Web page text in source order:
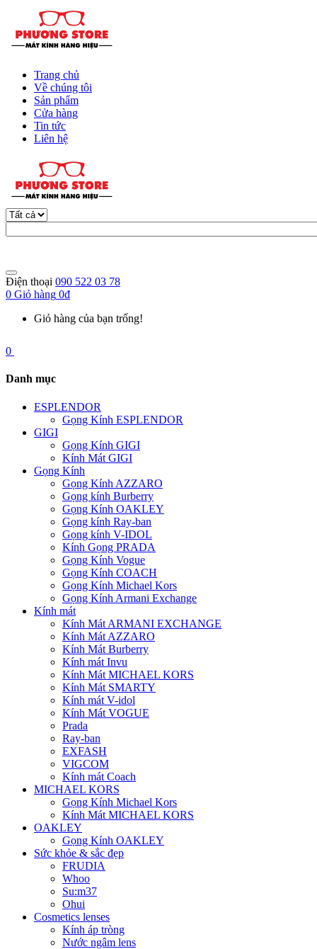
Trang chủ
Về chúng tôi
Sản phẩm
Cửa hàng
Tin tức
Liên hệ
Điện thoại 090 522 03 78
0 Giỏ hàng 0đ
Giỏ hàng của bạn trống!
0
Danh mục
ESPLENDOR
Gọng Kính ESPLENDOR
GIGI
Gọng Kính GIGI
Kính Mát GIGI
Gọng Kính
Gọng Kính AZZARO
Gọng kính Burberry
Gọng Kính OAKLEY
Gọng kính Ray-ban
Gọng kính V-IDOL
Kính Gọng PRADA
Gọng Kính Vogue
Gọng Kính COACH
Gọng Kính Michael Kors
Gọng Kính Armani Exchange
Kính mát
Kính Mát ARMANI EXCHANGE
Kính Mát AZZARO
Kính Mát Burberry
Kính mát Invu
Kính Mát MICHAEL KORS
Kính Mát SMARTY
Kính mát V-idol
Kính Mát VOGUE
Prada
Ray-ban
EXFASH
VIGCOM
Kính mát Coach
MICHAEL KORS
Gọng Kính Michael Kors
Kính Mát MICHAEL KORS
OAKLEY
Gọng Kính OAKLEY
Sức khỏe & sắc đẹp
FRUDIA
Whoo
Su:m37
Ohui
Cosmetics lenses
Kính áp tròng
Nước ngâm lens